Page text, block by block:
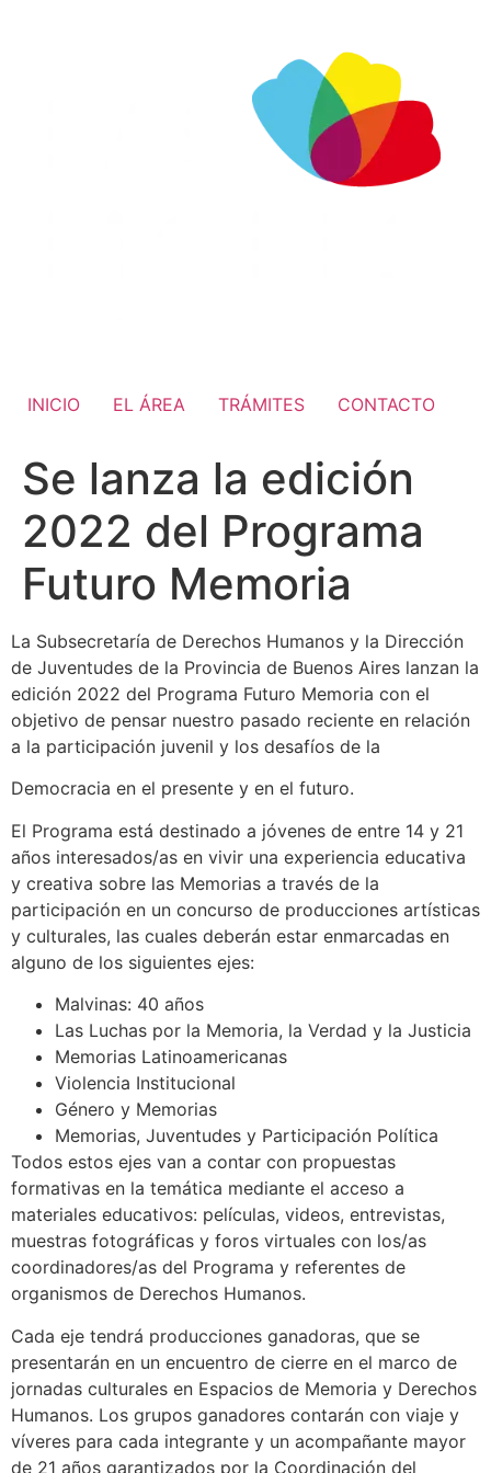
INICIO EL ÁREA TRÁMITES CONTACTO
Se lanza la edición
2022 del Programa
Futuro Memoria
La Subsecretaría de Derechos Humanos y la Dirección
de Juventudes de la Provincia de Buenos Aires lanzan la
edición 2022 del Programa Futuro Memoria con el
objetivo de pensar nuestro pasado reciente en relación
a la participación juvenil y los desafíos de la
Democracia en el presente y en el futuro.
El Programa está destinado a jóvenes de entre 14 y 21
años interesados/as en vivir una experiencia educativa
y creativa sobre las Memorias a través de la
participación en un concurso de producciones artísticas
y culturales, las cuales deberán estar enmarcadas en
alguno de los siguientes ejes:
Malvinas: 40 años
Las Luchas por la Memoria, la Verdad y la Justicia
Memorias Latinoamericanas
Violencia Institucional
Género y Memorias
Memorias, Juventudes y Participación Política
Todos estos ejes van a contar con propuestas
formativas en la temática mediante el acceso a
materiales educativos: películas, videos, entrevistas,
muestras fotográficas y foros virtuales con los/as
coordinadores/as del Programa y referentes de
organismos de Derechos Humanos.
Cada eje tendrá producciones ganadoras, que se
presentarán en un encuentro de cierre en el marco de
jornadas culturales en Espacios de Memoria y Derechos
Humanos. Los grupos ganadores contarán con viaje y
víveres para cada integrante y un acompañante mayor
de 21 años garantizados por la Coordinación del